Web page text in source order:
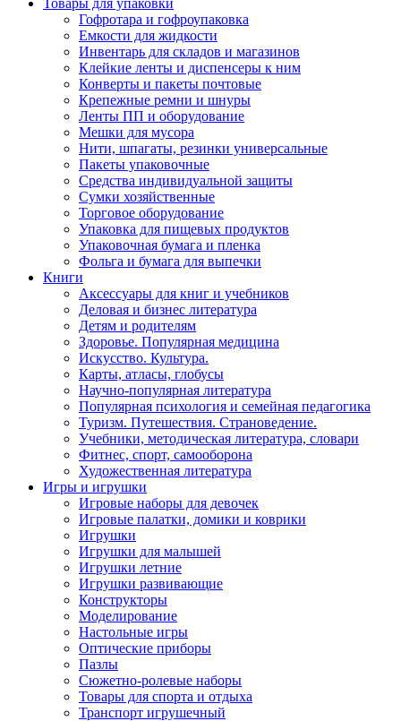
Товары для упаковки
Гофротара и гофроупаковка
Емкости для жидкости
Инвентарь для складов и магазинов
Клейкие ленты и диспенсеры к ним
Конверты и пакеты почтовые
Крепежные ремни и шнуры
Ленты ПП и оборудование
Мешки для мусора
Нити, шпагаты, резинки универсальные
Пакеты упаковочные
Средства индивидуальной защиты
Сумки хозяйственные
Торговое оборудование
Упаковка для пищевых продуктов
Упаковочная бумага и пленка
Фольга и бумага для выпечки
Книги
Аксессуары для книг и учебников
Деловая и бизнес литература
Детям и родителям
Здоровье. Популярная медицина
Искусство. Культура.
Карты, атласы, глобусы
Научно-популярная литература
Популярная психология и семейная педагогика
Туризм. Путешествия. Страноведение.
Учебники, методическая литература, словари
Фитнес, спорт, самооборона
Художественная литература
Игры и игрушки
Игровые наборы для девочек
Игровые палатки, домики и коврики
Игрушки
Игрушки для малышей
Игрушки летние
Игрушки развивающие
Конструкторы
Моделирование
Настольные игры
Оптические приборы
Пазлы
Сюжетно-ролевые наборы
Товары для спорта и отдыха
Транспорт игрушечный